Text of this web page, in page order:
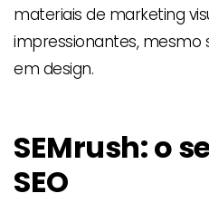
materiais de marketing
impressionantes, mesmo
em design.
SEMrush: o
SEO